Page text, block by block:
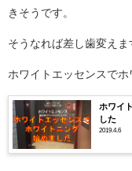
きそうです。
そうなれば差し歯変えま
ホワイトエッセンスで
ホワイ
した
2019.4.6